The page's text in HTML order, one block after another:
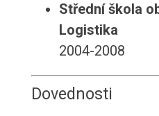
Střední škola
Logistika
2004-2008
Dovednosti